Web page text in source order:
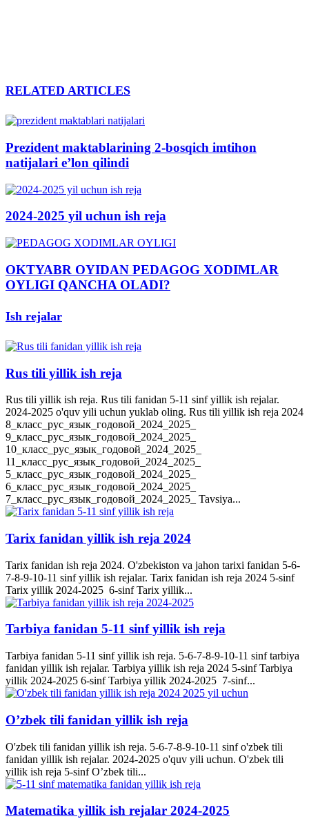
RELATED ARTICLES
Prezident maktablarining 2-bosqich imtihon
natijalari e’lon qilindi
2024-2025 yil uchun ish reja
OKTYABR OYIDAN PEDAGOG XODIMLAR
OYLIGI QANCHA OLADI?
Ish rejalar
Rus tili yillik ish reja
Rus tili yillik ish reja. Rus tili fanidan 5-11 sinf yillik ish rejalar.
2024-2025 o'quv yili uchun yuklab oling. Rus tili yillik ish reja 2024
8_класс_рус_язык_годовой_2024_2025_
9_класс_рус_язык_годовой_2024_2025_
10_класс_рус_язык_годовой_2024_2025_
11_класс_рус_язык_годовой_2024_2025_
5_класс_рус_язык_годовой_2024_2025_
6_класс_рус_язык_годовой_2024_2025_
7_класс_рус_язык_годовой_2024_2025_ Tavsiya...
Tarix fanidan yillik ish reja 2024
Tarix fanidan ish reja 2024. O'zbekiston va jahon tarixi fanidan 5-6-
7-8-9-10-11 sinf yillik ish rejalar. Tarix fanidan ish reja 2024 5-sinf
Tarix yillik 2024-2025 6-sinf Tarix yillik...
Tarbiya fanidan 5-11 sinf yillik ish reja
Tarbiya fanidan 5-11 sinf yillik ish reja. 5-6-7-8-9-10-11 sinf tarbiya
fanidan yillik ish rejalar. Tarbiya yillik ish reja 2024 5-sinf Tarbiya
yillik 2024-2025 6-sinf Tarbiya yillik 2024-2025 7-sinf...
O’zbek tili fanidan yillik ish reja
O'zbek tili fanidan yillik ish reja. 5-6-7-8-9-10-11 sinf o'zbek tili
fanidan yillik ish rejalar. 2024-2025 o'quv yili uchun. O'zbek tili
yillik ish reja 5-sinf O’zbek tili...
Matematika yillik ish rejalar 2024-2025